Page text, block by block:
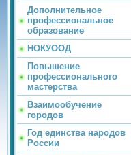
Дополнительное
профессиональное
образование
НОКУООД
Повышение
профессионального
мастерства
Взаимообучение
городов
Год единства народов
России